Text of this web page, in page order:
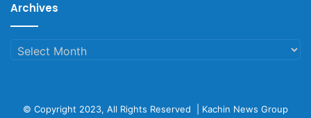
Archives
Archives
© Copyright 2023, All Rights Reserved | Kachin News Group